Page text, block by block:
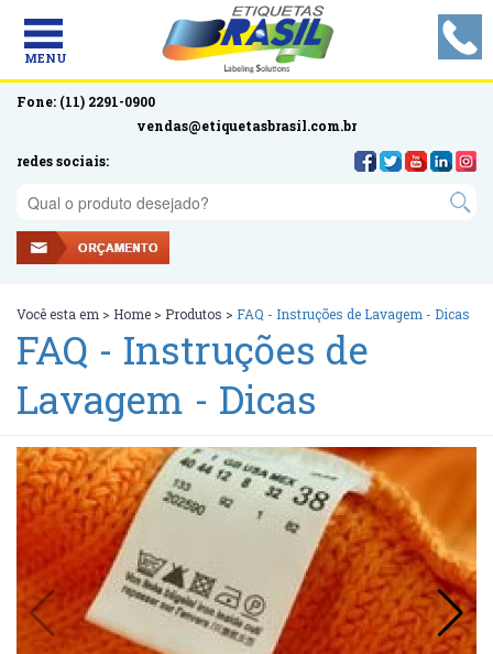
MENU
Fone: (11) 2291-0900
vendas@etiquetasbrasil.com.br
redes sociais:
Você esta em > Home > Produtos > FAQ - Instruções de Lavagem - Dicas
FAQ - Instruções de
Lavagem - Dicas